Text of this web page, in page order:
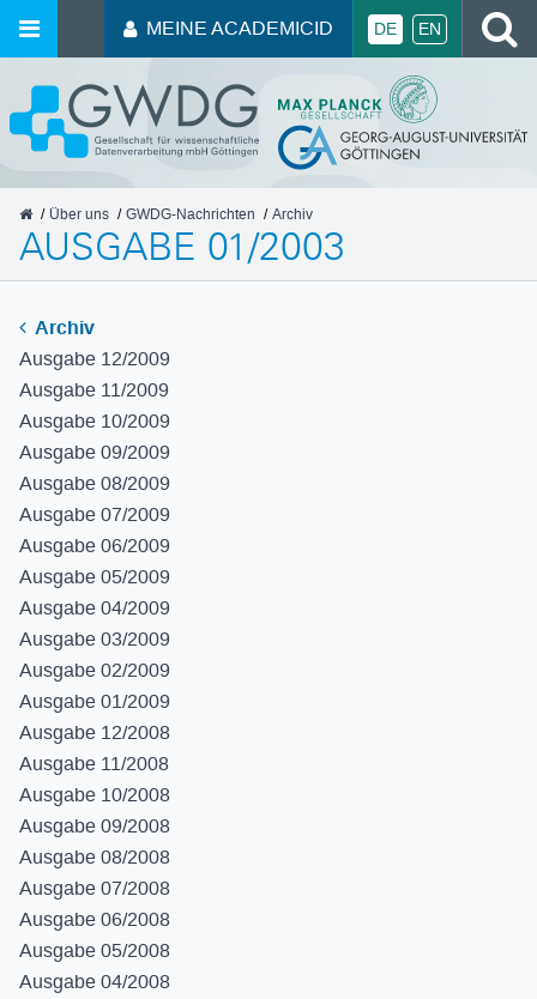
MEINE ACADEMICID DE EN
GWDG
Über uns GWDG-Nachrichten Archiv
AUSGABE 01/2003
Archiv
Ausgabe 12/2009
Ausgabe 11/2009
Ausgabe 10/2009
Ausgabe 09/2009
Ausgabe 08/2009
Ausgabe 07/2009
Ausgabe 06/2009
Ausgabe 05/2009
Ausgabe 04/2009
Ausgabe 03/2009
Ausgabe 02/2009
Ausgabe 01/2009
Ausgabe 12/2008
Ausgabe 11/2008
Ausgabe 10/2008
Ausgabe 09/2008
Ausgabe 08/2008
Ausgabe 07/2008
Ausgabe 06/2008
Ausgabe 05/2008
Ausgabe 04/2008